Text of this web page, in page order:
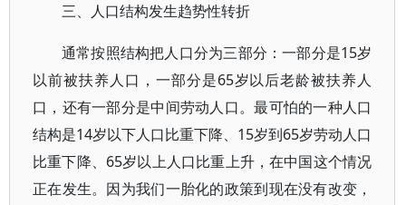
三、人口结构发生趋势性转折
通常按照结构把人口分为三部分：一部分是15岁
以前被扶养人口，一部分是65岁以后老龄被扶养人
口，还有一部分是中间劳动人口。最可怕的一种人口
结构是14岁以下人口比重下降、15岁到65岁劳动人口
比重下降、65岁以上人口比重上升，在中国这个情况
正在发生。因为我们一胎化的政策到现在没有改变，